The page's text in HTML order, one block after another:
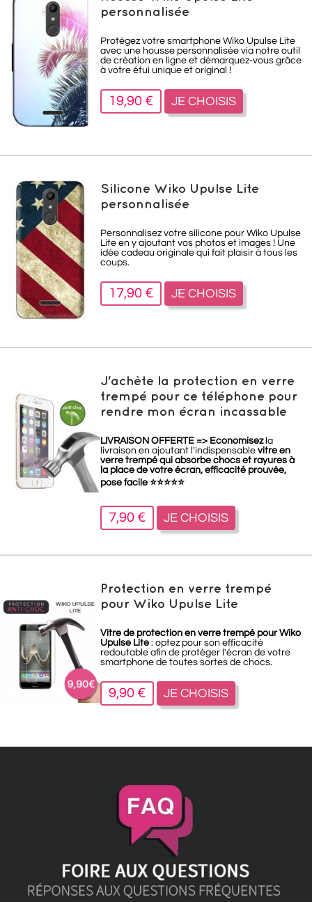
personnalisée
Protégez votre smartphone Wiko Upulse Lite
avec une housse personnalisée via notre outil
de création en ligne et démarquez-vous grâce
à votre étui unique et original !
19,90 € JE CHOISIS
Silicone Wiko Upulse Lite
personnalisée
Personnalisez votre silicone pour Wiko Upulse
Lite en y ajoutant vos photos et images ! Une
idée cadeau originale qui fait plaisir à tous les
coups.
17,90 € JE CHOISIS
J'achète la protection en verre
trempé pour ce téléphone pour
rendre mon écran incassable
LIVRAISON OFFERTE => Economisezla
livraison en ajoutant l'indispensable vitre en
verre trempé qui absorbe chocs et rayures à
la place de votre écran, efficacité prouvée,
pose facile ⭐⭐⭐⭐⭐
7,90 € JE CHOISIS
Protection en verre trempé
pour Wiko Upulse Lite
Vitre de protection en verre trempé pour Wiko
Upulse Lite : optez pour son efficacité
redoutable afin de protéger l'écran de votre
smartphone de toutes sortes de chocs.
9,90 € JE CHOISIS